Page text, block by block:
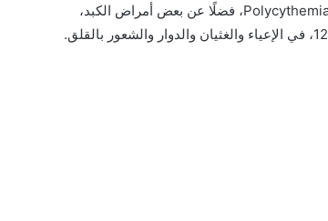
سرطان الدم، وذلك عند إنتاج الكريات الحمر بشكل كبير، في حالة تسمّى Polycythemia vera، فضلًا عن بعض أمراض الكبد،